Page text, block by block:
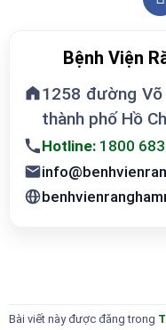
Bệnh Viện
1258 đường
thành phố Hồ
Hotline: 1800
Bài viết này được đăng trong